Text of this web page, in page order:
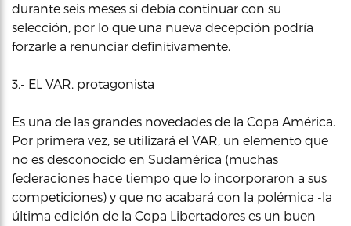
durante seis meses si debía continuar con su
selección, por lo que una nueva decepción podría
forzarle a renunciar definitivamente.
3.- EL VAR, protagonista
Es una de las grandes novedades de la Copa América.
Por primera vez, se utilizará el VAR, un elemento que
no es desconocido en Sudamérica (muchas
federaciones hace tiempo que lo incorporaron a sus
competiciones) y que no acabará con la polémica -la
última edición de la Copa Libertadores es un buen